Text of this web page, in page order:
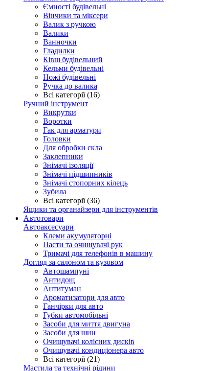
Ємності будівельні
Вінчики та міксери
Валик з ручкою
Валики
Ванночки
Гладилки
Ківш будівельний
Кельми будівельні
Ножі будівельні
Ручка до валика
Всі категорії (16)
Ручний інструмент
Викрутки
Воротки
Гак для арматури
Головки
Для обробки скла
Заклепники
Знімачі ізоляції
Знімачі підшипників
Знімачі стопорних кілець
Зубила
Всі категорії (36)
Ящики та органайзери для інструментів
Автотовари
Автоаксесуари
Клеми акумуляторні
Пасти та очищувачі рук
Тримачі для телефонів в машину
Догляд за салоном та кузовом
Автошампуні
Антидощ
Антитуман
Ароматизатори для авто
Ганчірки для авто
Губки автомобільні
Засоби для миття двигуна
Засоби для шин
Очищувачі колісних дисків
Очищувачі кондиціонера авто
Всі категорії (21)
Мастила та технічні рідини